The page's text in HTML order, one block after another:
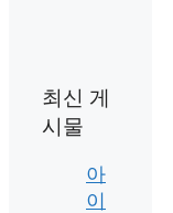
최신 게
시물
아
이